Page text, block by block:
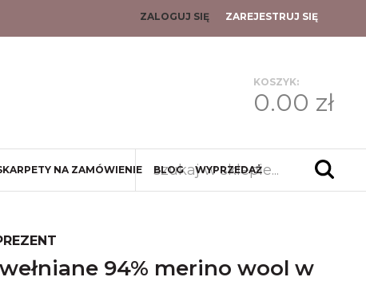
ZALOGUJ SIĘ ZAREJESTRUJ SIĘ
KOSZYK:
0.00 zł
NA ZAMÓWIENIE BLOG WYPRZEDAŻ